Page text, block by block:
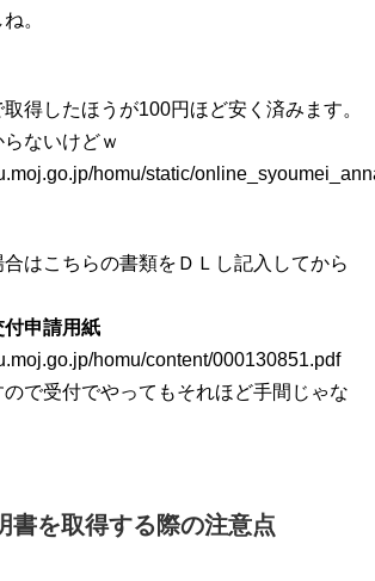
。
得したほうが100円ほど安く済みます。
ないけどｗ
homu/static/
はこちらの書類をＤＬし記入してから
申請用紙
homu/content/000130851.pdf
で受付でやってもそれほど手間じゃな
書を取得する際の注意点